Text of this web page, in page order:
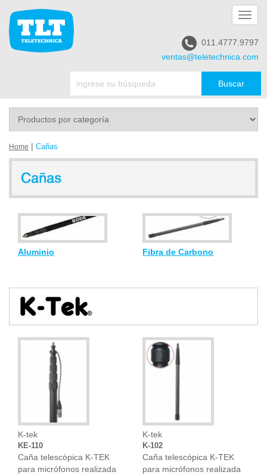
011.4777.9797
ventas@teletechnica.com
Home | Cañas
Aluminio Fibra de Carbono
K-tek
KE-110
Caña telescópica K-TEK
para micrófonos realizada
K-tek
K-102
Caña telescópica K-TEK
para micrófonos realizada